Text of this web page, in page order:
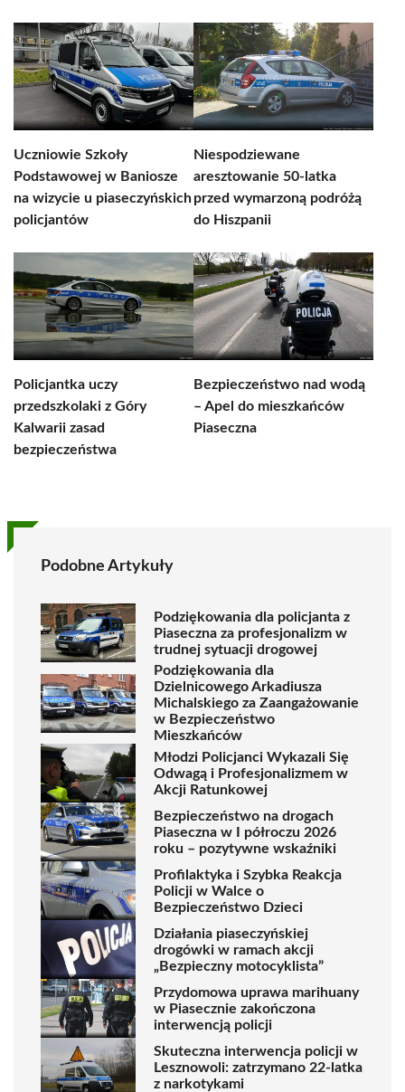
Uczniowie Szkoły
Podstawowej w Baniosze
na wizycie u piaseczyńskich
policjantów
Niespodziewane
aresztowanie 50-latka
przed wymarzoną podróżą
do Hiszpanii
Policjantka uczy
przedszkolaki z Góry
Kalwarii zasad
bezpieczeństwa
Bezpieczeństwo nad wodą
– Apel do mieszkańców
Piaseczna
Podobne Artykuły
Podziękowania dla policjanta z
Piaseczna za profesjonalizm w
trudnej sytuacji drogowej
Podziękowania dla
Dzielnicowego Arkadiusza
Michalskiego za Zaangażowanie
w Bezpieczeństwo
Mieszkańców
Młodzi Policjanci Wykazali Się
Odwagą i Profesjonalizmem w
Akcji Ratunkowej
Bezpieczeństwo na drogach
Piaseczna w I półroczu 2026
roku – pozytywne wskaźniki
Profilaktyka i Szybka Reakcja
Policji w Walce o
Bezpieczeństwo Dzieci
Działania piaseczyńskiej
drogówki w ramach akcji
„Bezpieczny motocyklista”
Przydomowa uprawa marihuany
w Piasecznie zakończona
interwencją policji
Skuteczna interwencja policji w
Lesznowoli: zatrzymano 22-latka
z narkotykami